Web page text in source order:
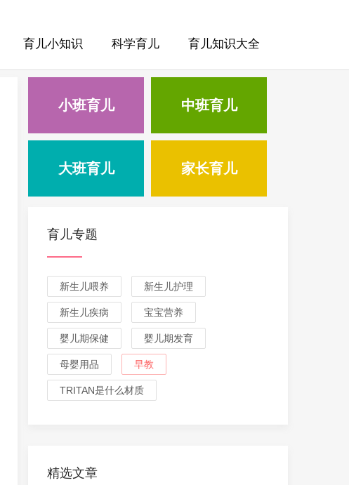
育儿小知识 科学育儿 育儿知识大全
小班育儿 中班育儿
大班育儿 家长育儿
育儿专题
新生儿喂养 新生儿护理
新生儿疾病 宝宝营养
婴儿期保健 婴儿期发育
母婴用品 早教
TRITAN是什么材质
精选文章